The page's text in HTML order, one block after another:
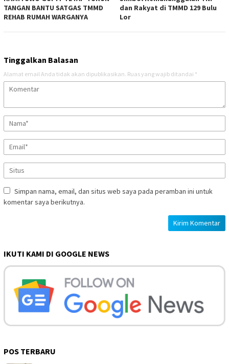
TANGAN BANTU SATGAS TMMD
REHAB RUMAH WARGANYA
dan Rakyat di TMMD 129 Bulu
Lor
Tinggalkan Balasan
Alamat email Anda tidak akan dipublikasikan. Ruas yang wajib ditandai *
Simpan nama, email, dan situs web saya pada peramban ini untuk
komentar saya berikutnya.
IKUTI KAMI DI GOOGLE NEWS
POS TERBARU